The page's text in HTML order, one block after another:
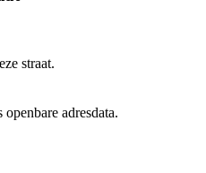
straat.
adresdata.